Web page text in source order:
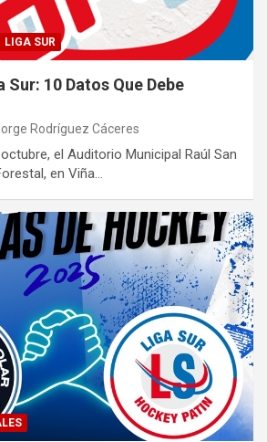
LIGA SUR
Sur: 10 Datos Que Debe
Rodríguez Cáceres
el Auditorio Municipal Raúl San
en Viña…